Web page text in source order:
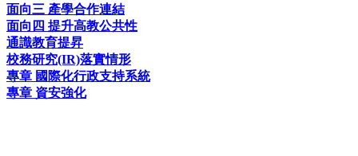
面向三 產學合作連結
面向四 提升高教公共性
通識教育提昇
校務研究(IR)落實情形
專章 國際化行政支持系統
專章 資安強化